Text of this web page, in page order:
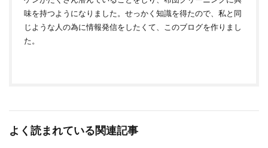
味を持つようになりました。せっかく知識を得たので、私と同
じような人の為に情報発信をしたくて、このブログを作りまし
た。
よく読まれている関連記事